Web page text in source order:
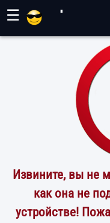
☰
Извините, вы не
как она не
устройстве!